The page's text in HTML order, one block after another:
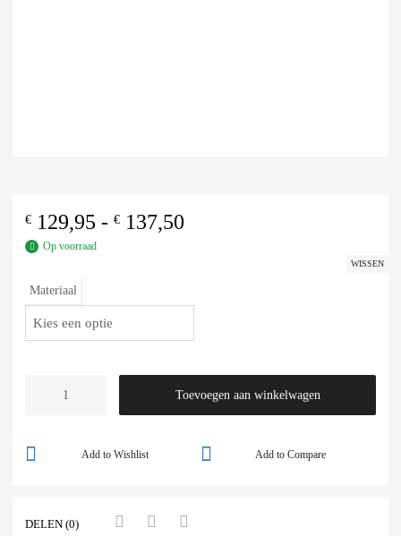
€ 129,95 - € 137,50
Op voorraad
Materiaal
WISSEN
Toevoegen aan winkelwagen
Add to Compare
Add to Wishlist
DELEN (0)